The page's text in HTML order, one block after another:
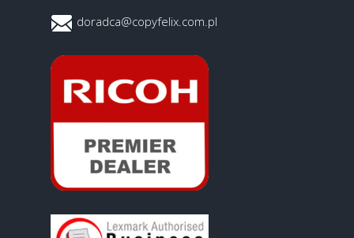
doradca@copyfelix.com.pl